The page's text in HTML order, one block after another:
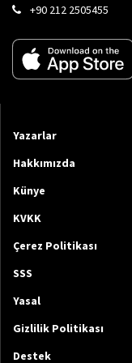
+90 212 2505455
Yazarlar
Hakkımızda
Künye
KVKK
Çerez Politikası
SSS
Yasal
Gizlilik Politikası
Destek